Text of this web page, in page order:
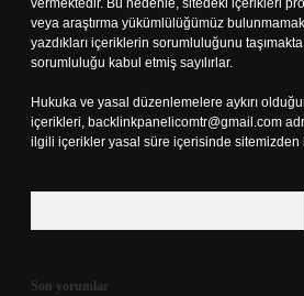
vermektedir. Bu nedenle, sitedeki içerikleri
veya araştırma yükümlülüğümüz
yazdıkları içeriklerin sorumluluğunu
sorumluluğu kabul etmiş sayılırlar.
Hukuka ve yasal düzenlemelere aykırı
içerikleri, backlinkpanelicomtr@gmail.com
ilgili içerikler yasal süre içerisinde sitemizden
Son yorumlar